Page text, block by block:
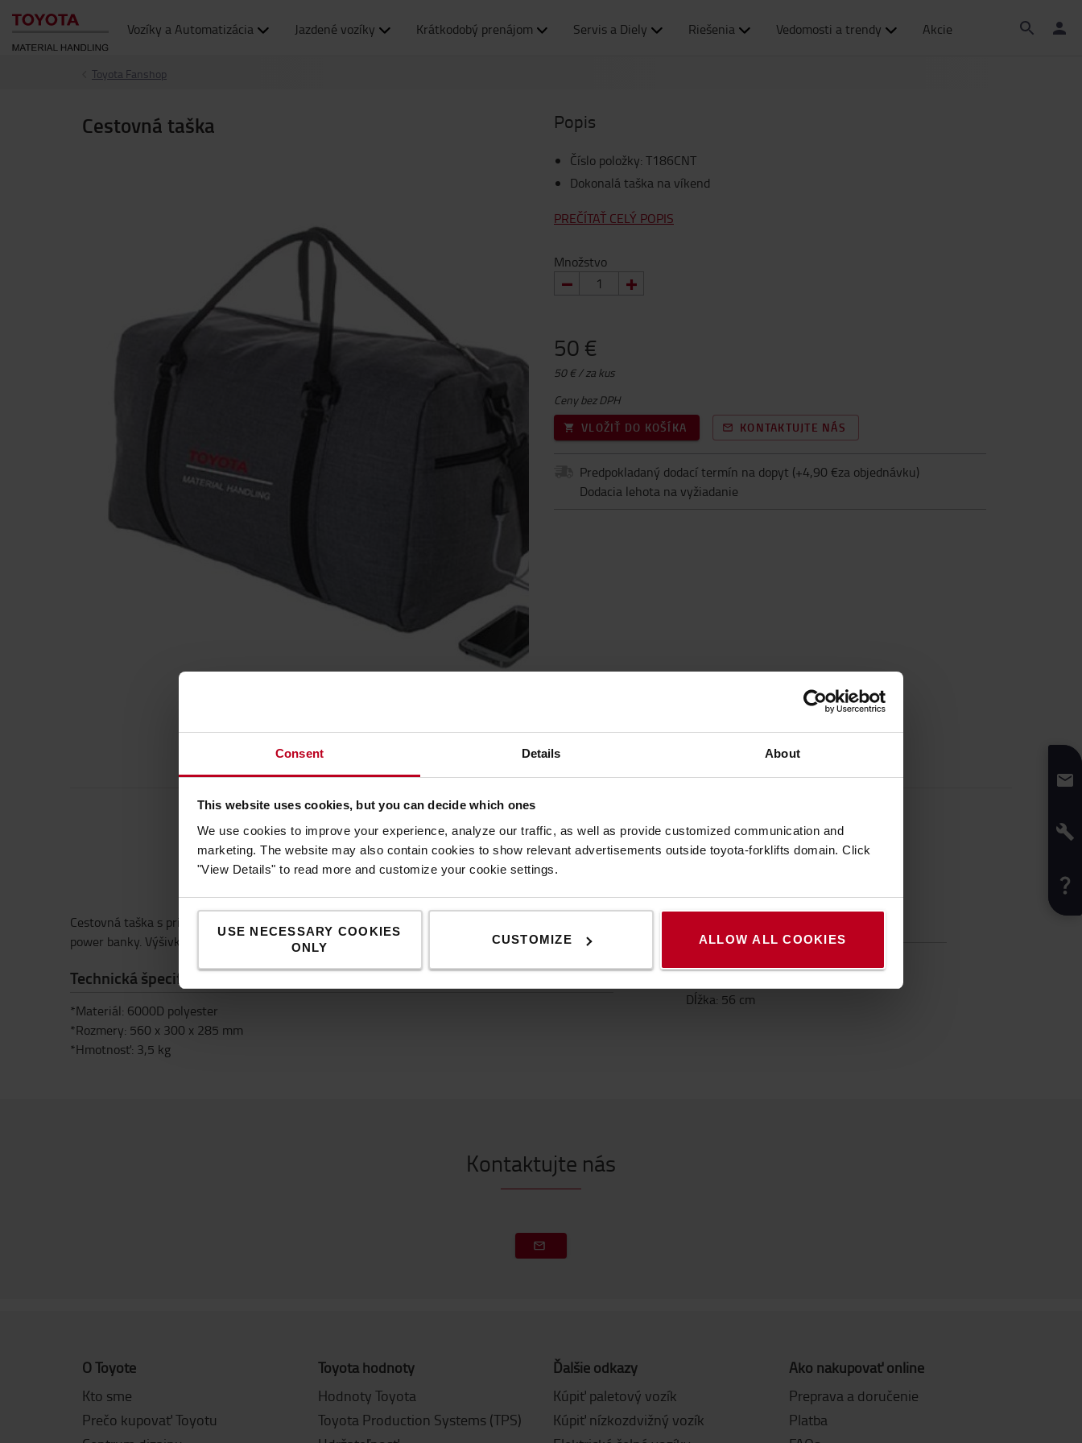
Consent Details About
This website uses cookies, but you can decide which ones
We use cookies to improve your experience, analyze our traffic, as well as provide customized communication and
marketing. The website may also contain cookies to show relevant advertisements outside toyota-forklifts domain. Click
"View Details" to read more and customize your cookie settings.
USE NECESSARY COOKIES
ONLY
CUSTOMIZE ALLOW ALL COOKIES
Vozíky a Automatizácia Jazdené vozíky Krátkodobý prenájom Servis a Diely Riešenia Vedomosti a trendy Akcie
Toyota Fanshop
Cestovná taška Popis
Číslo položky: T186CNT
Dokonalá taška na víkend
PREČÍTAŤ CELÝ POPIS
Množstvo
50 €
50 € / za kus
Ceny bez DPH
VLOŽIŤ DO KOŠÍKA
KONTAKTUJTE NÁS
Predpokladaný dodací termín na dopyt (+4,90 €za objednávku)
Dodacia lehota na vyžiadanie
ŠPECIFIKÁCIA KONTAKTUJTE NÁS
Špecifikácia
Cestovná taška s priehradkami na zips, ramenným popruhom a integrovaným USB portom pre
power banky. Výšivka TMH na prednej strane
Technická špecifikácia
*Materiál: 6000D polyester
*Rozmery: 560 x 300 x 285 mm
*Hmotnosť: 3,5 kg
Dĺžka: 56 cm
Kontaktujte nás
O Toyote
Kto sme
Prečo kupovať Toyotu
Toyota hodnoty
Hodnoty Toyota
Toyota Production Systems (TPS)
Ďalšie odkazy
Kúpiť paletový vozík
Kúpiť nízkozdvižný vozík
Ako nakupovať online
Preprava a doručenie
Platba